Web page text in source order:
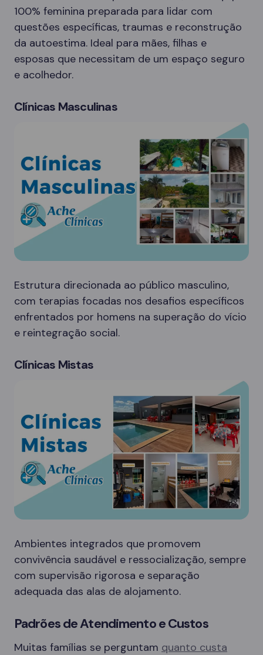
100% feminina preparada para lidar com
questões específicas, traumas e reconstrução
da autoestima. Ideal para mães, filhas e
esposas que necessitam de um espaço seguro
e acolhedor.
Clínicas Masculinas
Estrutura direcionada ao público masculino,
com terapias focadas nos desafios específicos
enfrentados por homens na superação do vício
e reintegração social.
Clínicas Mistas
Ambientes integrados que promovem
convivência saudável e ressocialização, sempre
com supervisão rigorosa e separação
adequada das alas de alojamento.
Padrões de Atendimento e Custos
Muitas famílias se perguntam quanto custa